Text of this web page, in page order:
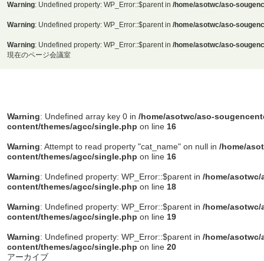
Warning: Undefined property: WP_Error::$parent in /home/asotwc/aso-
Warning: Undefined property: WP_Error::$parent in /home/asotwc/aso-
Warning: Undefined property: WP_Error::$parent in /home/asotwc/aso-
現在のページ会議室
Warning: Undefined array key 0 in /home/asotwc/aso-
content/themes/agcc/single.php on line 16
Warning: Attempt to read property "cat_name" on null in /home/
content/themes/agcc/single.php on line 16
Warning: Undefined property: WP_Error::$parent in /home/
content/themes/agcc/single.php on line 18
Warning: Undefined property: WP_Error::$parent in /home/
content/themes/agcc/single.php on line 19
Warning: Undefined property: WP_Error::$parent in /home/
content/themes/agcc/single.php on line 20
アーカイブ